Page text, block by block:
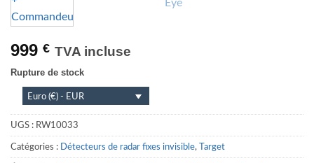
999 € TVA incluse
Rupture de stock
Euro (€) - EUR
UGS : RW10033
Catégories : Détecteurs de radar fixes invisible, Target